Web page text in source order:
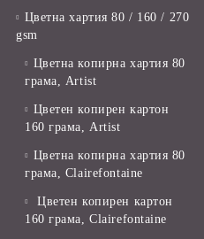
Цветна хартия 80 / 160 / 270
gsm
Цветна копирна хартия 80
грама, Artist
Цветен копирен картон
160 грама, Artist
Цветна копирна хартия 80
грама, Clairefontaine
Цветен копирен картон
160 грама, Clairefontaine